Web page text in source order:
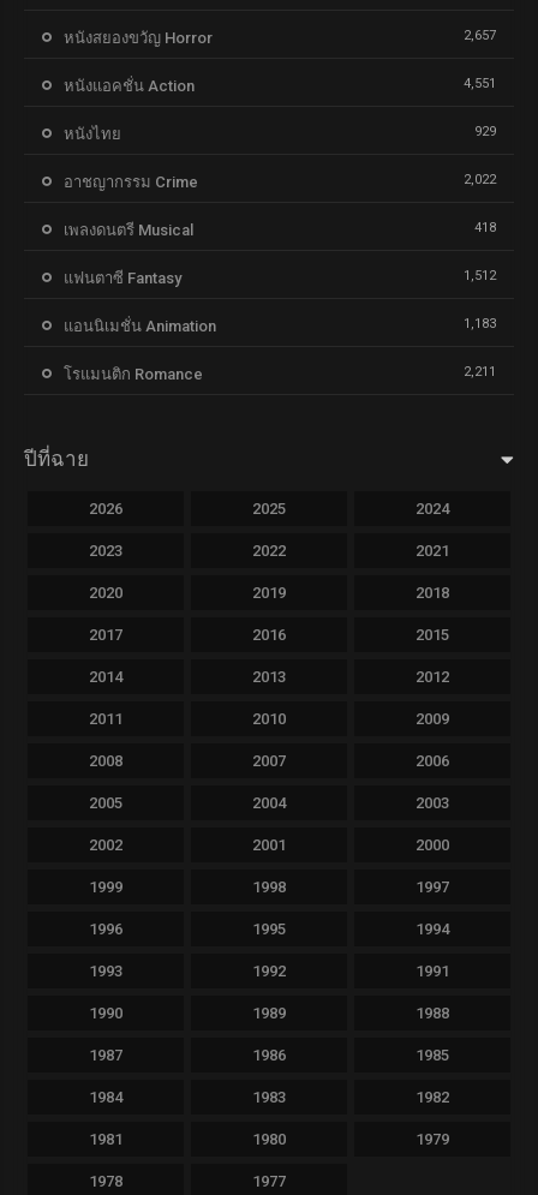
หนังสยองขวัญ Horror 2,657
หนังแอคชั่น Action 4,551
หนังไทย 929
อาชญากรรม Crime 2,022
เพลงดนตรี Musical 418
แฟนตาซี Fantasy 1,512
แอนนิเมชั่น Animation 1,183
โรแมนติก Romance 2,211
ปีที่ฉาย
2026 2025 2024
2023 2022 2021
2020 2019 2018
2017 2016 2015
2014 2013 2012
2011 2010 2009
2008 2007 2006
2005 2004 2003
2002 2001 2000
1999 1998 1997
1996 1995 1994
1993 1992 1991
1990 1989 1988
1987 1986 1985
1984 1983 1982
1981 1980 1979
1978 1977